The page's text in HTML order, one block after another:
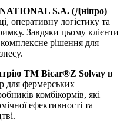
S.A. (Дніпро)
оперативну логістику та
Завдяки цьому клієнти
рішення для
TM Bicar®Z Solvay в
для фермерських
комбікормів, які
ефективності та